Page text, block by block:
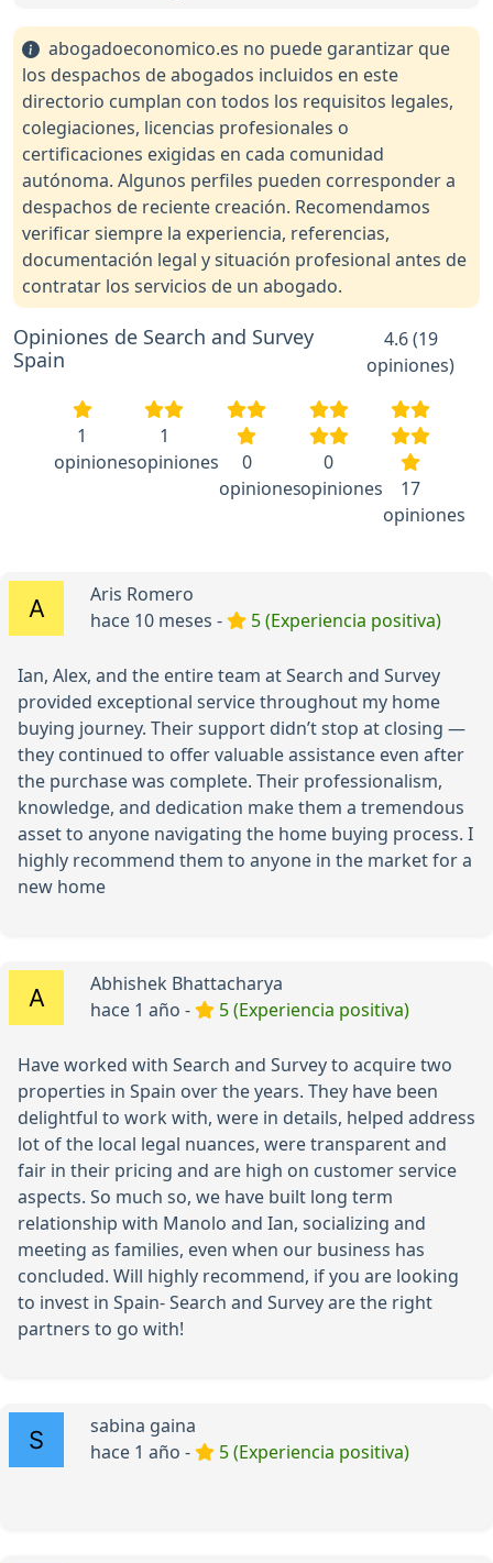
abogadoeconomico.es no puede garantizar que
los despachos de abogados incluidos en este
directorio cumplan con todos los requisitos legales,
colegiaciones, licencias profesionales o
certificaciones exigidas en cada comunidad
autónoma. Algunos perfiles pueden corresponder a
despachos de reciente creación. Recomendamos
verificar siempre la experiencia, referencias,
documentación legal y situación profesional antes de
contratar los servicios de un abogado.
Opiniones de Search and Survey
Spain
4.6 (19
opiniones)
1
opiniones
1
opiniones
0
opiniones
0
opiniones
17
opiniones
Aris Romero
hace 10 meses -
5 (Experiencia positiva)
Ian, Alex, and the entire team at Search and Survey
provided exceptional service throughout my home
buying journey. Their support didn’t stop at closing —
they continued to offer valuable assistance even after
the purchase was complete. Their professionalism,
knowledge, and dedication make them a tremendous
asset to anyone navigating the home buying process. I
highly recommend them to anyone in the market for a
new home
Abhishek Bhattacharya
hace 1 año -
5 (Experiencia positiva)
Have worked with Search and Survey to acquire two
properties in Spain over the years. They have been
delightful to work with, were in details, helped address
lot of the local legal nuances, were transparent and
fair in their pricing and are high on customer service
aspects. So much so, we have built long term
relationship with Manolo and Ian, socializing and
meeting as families, even when our business has
concluded. Will highly recommend, if you are looking
to invest in Spain- Search and Survey are the right
partners to go with!
sabina gaina
hace 1 año -
5 (Experiencia positiva)